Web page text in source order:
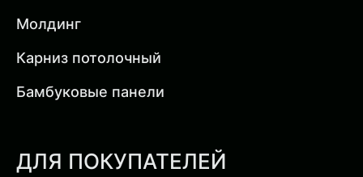
Молдинг
Карниз потолочный
Бамбуковые панели
ДЛЯ ПОКУПАТЕЛЕЙ